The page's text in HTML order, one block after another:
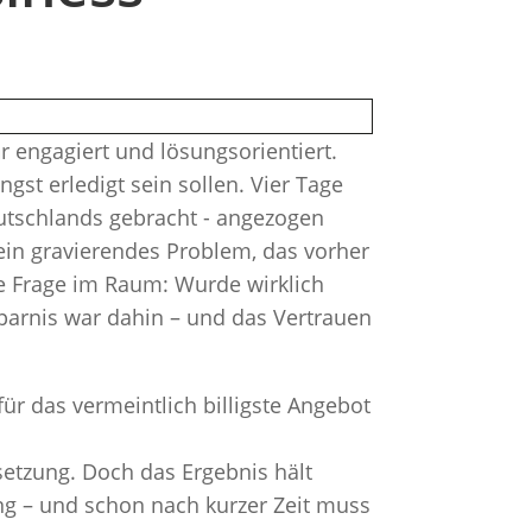
engagiert und lösungsorientiert.
erledigt sein sollen. Vier Tage
gebracht - angezogen
gravierendes Problem, das vorher
im Raum: Wurde wirklich
war dahin – und das Vertrauen
das vermeintlich billigste Angebot
Doch das Ergebnis hält
– und schon nach kurzer Zeit muss